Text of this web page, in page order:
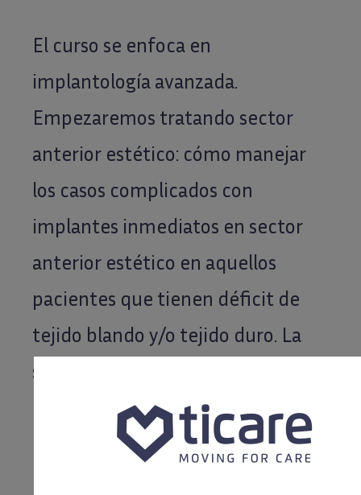
El curso se enfoca en
implantología avanzada.
Empezaremos tratando sector
anterior estético: cómo manejar
los casos complicados con
implantes inmediatos en sector
anterior estético en aquellos
pacientes que tienen déficit de
tejido blando y/o tejido duro. La
segunda parte del curso será
elevación de seno con ventana
lateral: cómo enfocar casos desde